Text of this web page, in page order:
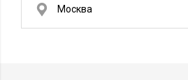
Москва